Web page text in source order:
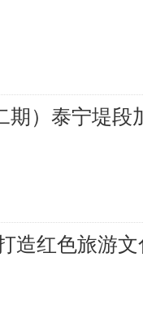
期）泰宁堤段
造红色旅游